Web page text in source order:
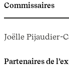
Commissaires
Joëlle Pijaudier-
Partenaires de